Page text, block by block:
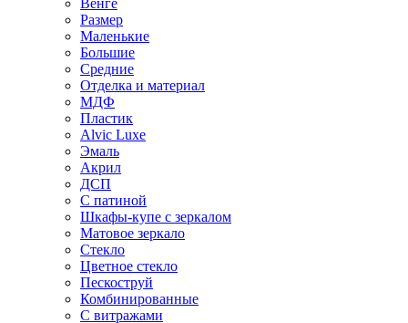
Венге
Размер
Маленькие
Большие
Средние
Отделка и материал
МДФ
Пластик
Alvic Luxe
Эмаль
Акрил
ДСП
С патиной
Шкафы-купе с зеркалом
Матовое зеркало
Стекло
Цветное стекло
Пескоструй
Комбинированные
С витражами